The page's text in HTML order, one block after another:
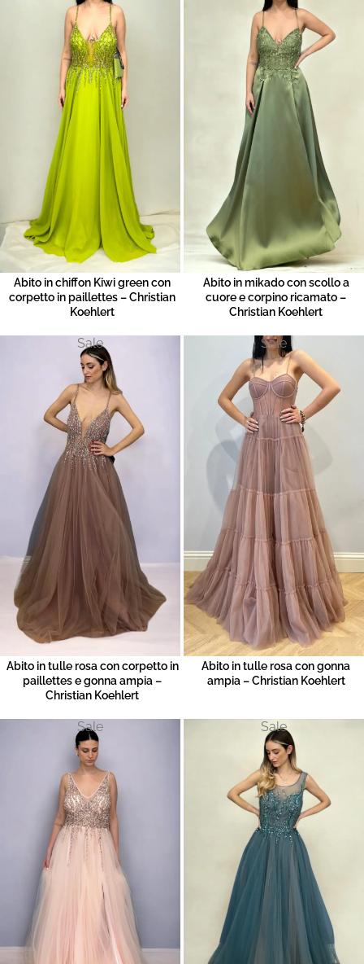
Abito in chiffon Kiwi green con
corpetto in paillettes – Christian
Koehlert
Abito in mikado con scollo a
cuore e corpino ricamato –
Christian Koehlert
Sale
Abito in tulle rosa con corpetto in
paillettes e gonna ampia –
Christian Koehlert
Sale
Abito in tulle rosa con gonna
ampia – Christian Koehlert
Sale Sale